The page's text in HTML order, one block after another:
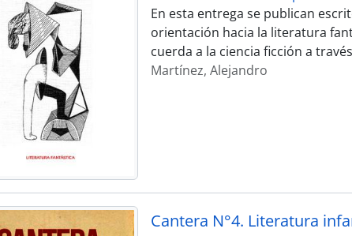
En esta entrega se publican
orientación hacia la literatura
cuerda a la ciencia ficción a
Martínez, Alejandro
Cantera N°4. Literatura